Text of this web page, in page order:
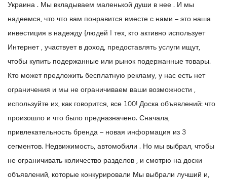
Украина . Мы вкладываем маленькой души в нее . И мы
надеемся, что что вам понравится вместе с нами – это наша
инвестиция в надежду {людей | тех, кто активно использует
Интернет , участвует в доход, предоставлять услуги ищут,
чтобы купить подержанные или рынок подержанные товары.
Кто может предложить бесплатную рекламу, у нас есть нет
ограничения и мы не ограничиваем ваши возможности ,
используйте их, как говорится, все 100! Доска объявлений: что
произошло и что было предназначено. Сначала,
привлекательность бренда – новая информация из 3
сегментов. Недвижимость, автомобили . Но мы выбрал, чтобы
не ограничивать количество разделов , и смотрю на доски
объявлений, которые конкурировали Мы выбрали лучший и,